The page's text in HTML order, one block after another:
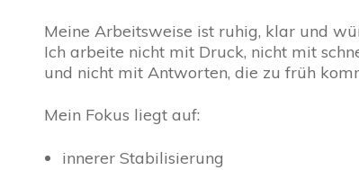
Meine Arbeitsweise ist ruhig, klar und
Ich arbeite nicht mit Druck, nicht mit
und nicht mit Antworten, die zu früh
Mein Fokus liegt auf:
innerer Stabilisierung